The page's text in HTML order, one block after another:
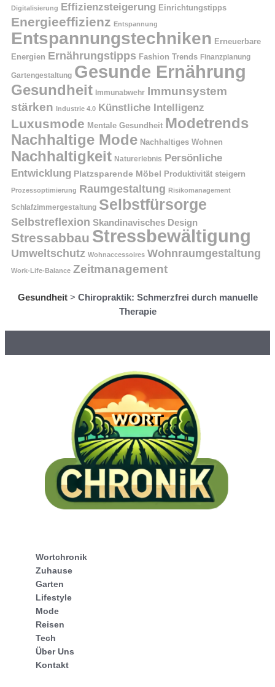
Digitalisierung Effizienzsteigerung Einrichtungstipps
Energieeffizienz Entspannung
Entspannungstechniken Erneuerbare
Energien Ernährungstipps Fashion Trends Finanzplanung
Gartengestaltung Gesunde Ernährung
Gesundheit Immunabwehr Immunsystem
stärken
Industrie 4.0 Künstliche Intelligenz
Luxusmode Mentale Gesundheit Modetrends
Nachhaltige Mode Nachhaltiges Wohnen
Nachhaltigkeit Naturerlebnis Persönliche
Entwicklung Platzsparende Möbel Produktivität steigern
Prozessoptimierung Raumgestaltung Risikomanagement
Schlafzimmergestaltung Selbstfürsorge
Selbstreflexion Skandinavisches Design
Stressabbau Stressbewältigung
Umweltschutz Wohnaccessoires Wohnraumgestaltung
Work-Life-Balance Zeitmanagement
Gesundheit> Chiropraktik: Schmerzfrei durch manuelle
Therapie
Wortchronik
Zuhause
Garten
Lifestyle
Mode
Reisen
Tech
Über Uns
Kontakt